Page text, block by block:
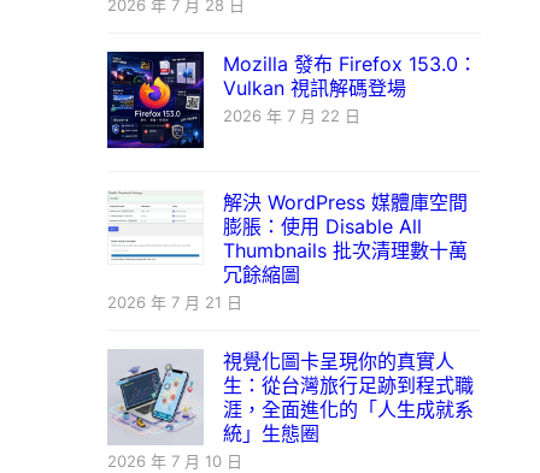
2026 年 7 月 28 日
Mozilla 發布 Firefox 153.0：
Vulkan 視訊解碼登場
2026 年 7 月 22 日
解決 WordPress 媒體庫空間
膨脹：使用 Disable All
Thumbnails 批次清理數十萬
冗餘縮圖
2026 年 7 月 21 日
視覺化圖卡呈現你的真實人
生：從台灣旅行足跡到程式職
涯，全面進化的「人生成就系
統」生態圈
2026 年 7 月 10 日